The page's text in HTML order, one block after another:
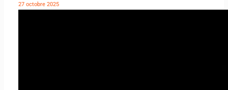
27 octobre 2025